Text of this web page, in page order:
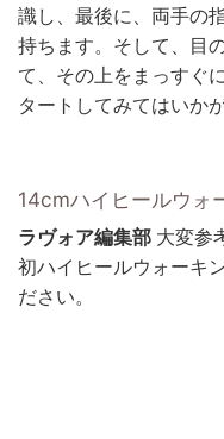
識し、最後に、両手の
持ちます。そして、目
て、その上をまっすぐ
タートしてみてはいか
14cmハイヒールウォ
ラヴォア編集部 大変参
初ハイヒールウォーキ
ださい。